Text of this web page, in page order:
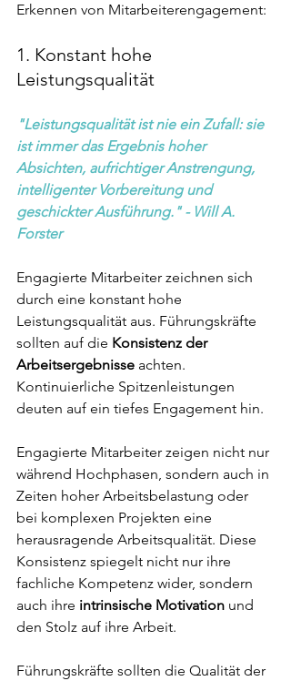
Erkennen von Mitarbeiterengagement:
1. Konstant hohe
Leistungsqualität
"Leistungsqualität ist nie ein Zufall: sie
ist immer das Ergebnis hoher
Absichten, aufrichtiger Anstrengung,
intelligenter Vorbereitung und
geschickter Ausführung." - Will A.
Forster
Engagierte Mitarbeiter zeichnen sich
durch eine konstant hohe
Leistungsqualität aus. Führungskräfte
sollten auf die Konsistenz der
Arbeitsergebnisse achten.
Kontinuierliche Spitzenleistungen
deuten auf ein tiefes Engagement hin.
Engagierte Mitarbeiter zeigen nicht nur
während Hochphasen, sondern auch in
Zeiten hoher Arbeitsbelastung oder
bei komplexen Projekten eine
herausragende Arbeitsqualität. Diese
Konsistenz spiegelt nicht nur ihre
fachliche Kompetenz wider, sondern
auch ihre intrinsische Motivation und
den Stolz auf ihre Arbeit.
Führungskräfte sollten die Qualität der